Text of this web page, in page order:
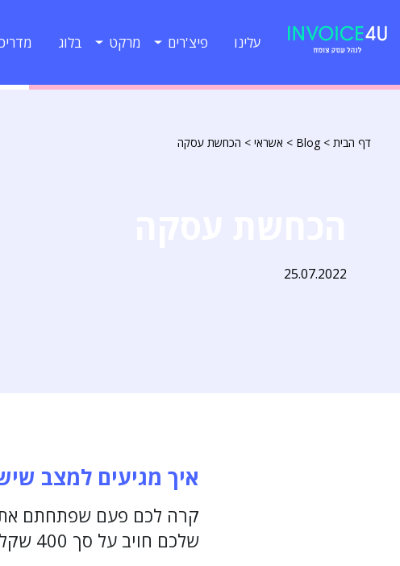
עלינו פיצ'רים מרקט בלוג
דף הבית >
Blog
> אשראי > הכחשת עסקה
25.07.2022
איך מגיעים למצב
קרה לכם פעם שפתחתם את
שלכם חויב על סך 400 שקלים במקום בו לא הייתם על מוצר אותו לא רכשתם?